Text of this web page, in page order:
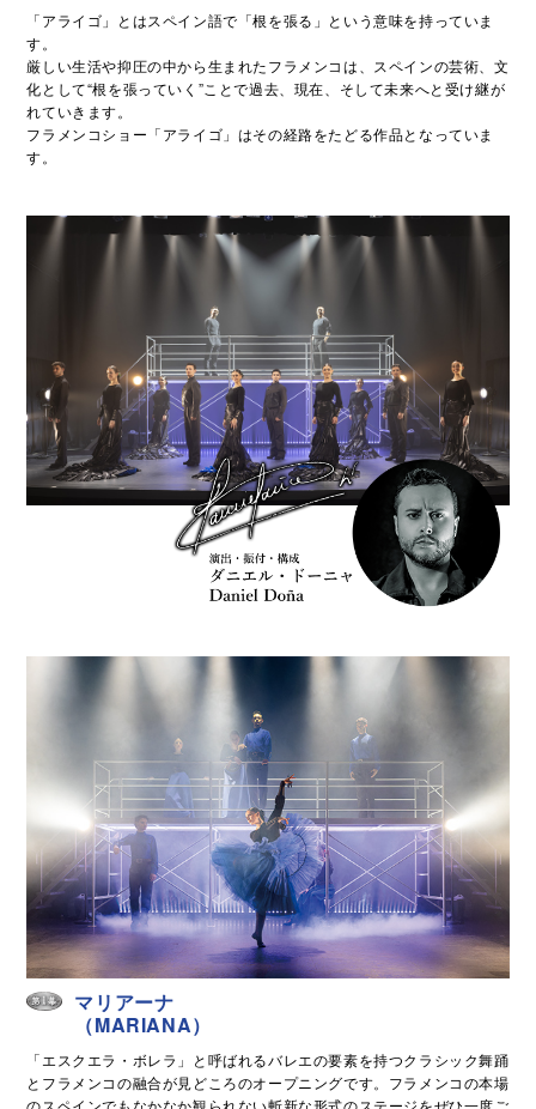
「アライゴ」とはスペイン語で「根を張る」という意味を持っていま
す。
厳しい生活や抑圧の中から生まれたフラメンコは、スペインの芸術、文
化として“根を張っていく”ことで過去、現在、そして未来へと受け継が
れていきます。
フラメンコショー「アライゴ」はその経路をたどる作品となっていま
す。
マリアーナ
（MARIANA）
「エスクエラ・ボレラ」と呼ばれるバレエの要素を持つクラシック舞踊
とフラメンコの融合が見どころのオープニングです。フラメンコの本場